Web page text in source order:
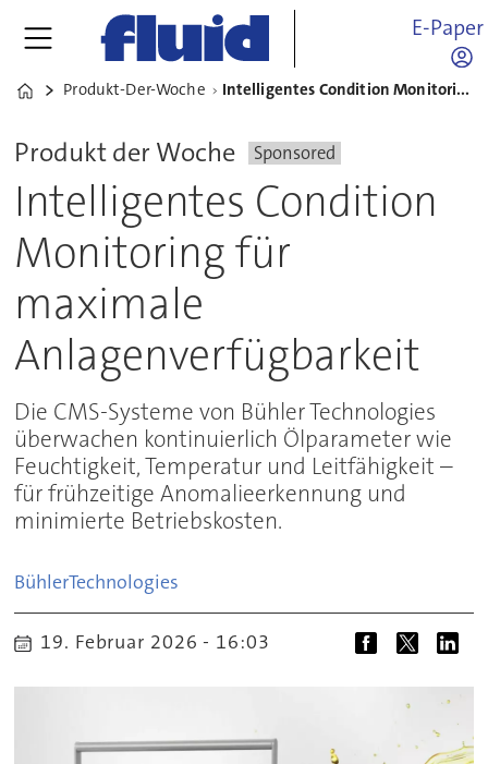
E-Paper
Home
Produkt-Der-Woche Intelligentes Condition Monitoring für maximale Anlagenverfügbarkeit
Produkt der Woche Sponsored
Intelligentes Condition
Monitoring für
maximale
Anlagenverfügbarkeit
Die CMS-Systeme von Bühler Technologies
überwachen kontinuierlich Ölparameter wie
Feuchtigkeit, Temperatur und Leitfähigkeit –
für frühzeitige Anomalieerkennung und
minimierte Betriebskosten.
BühlerTechnologies
19. Februar 2026 - 16:03